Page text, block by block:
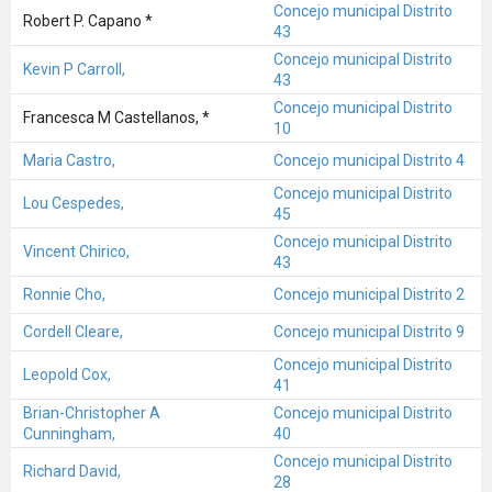
Robert P. Capano *
Concejo municipal Distrito
43
Kevin P Carroll,
Concejo municipal Distrito
43
Francesca M Castellanos, *
Concejo municipal Distrito
10
Maria Castro,
Concejo municipal Distrito 4
Lou Cespedes,
Concejo municipal Distrito
45
Vincent Chirico,
Concejo municipal Distrito
43
Ronnie Cho,
Concejo municipal Distrito 2
Cordell Cleare, Concejo municipal Distrito 9
Leopold Cox,
Concejo municipal Distrito
41
Brian-Christopher A
Cunningham,
Concejo municipal Distrito
40
Richard David,
Concejo municipal Distrito
28